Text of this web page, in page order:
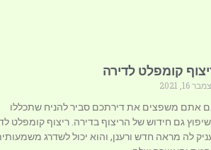
קומפלט לדירה
16, 2021
אתם משפצים את דירתכם סביר להניח שתכללו
גם חידוש של הריצוף בדירה. ריצוף קומפלט
לה מראה חדש ורענן, והוא יכול לשדרג